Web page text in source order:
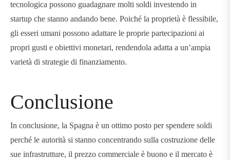
tecnologica possono guadagnare molti soldi investendo in
startup che stanno andando bene. Poiché la proprietà è flessibile,
gli esseri umani possono adattare le proprie partecipazioni ai
propri gusti e obiettivi monetari, rendendola adatta a un’ampia
varietà di strategie di finanziamento.
Conclusione
In conclusione, la Spagna è un ottimo posto per spendere soldi
perché le autorità si stanno concentrando sulla costruzione delle
sue infrastrutture, il prezzo commerciale è buono e il mercato è